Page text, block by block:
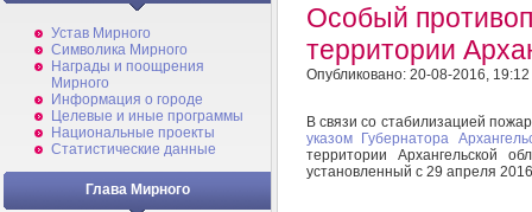
Устав Мирного
Символика Мирного
Награды и поощрения
Мирного
Информация о городе
Целевые и иные программы
Национальные проекты
Статистические данные
Глава Мирного
Особый
территории
Опубликовано: 20-08-2016, 19:12
В связи со стабилизацией
указом Губернатора
территории Архангельской
установленный с 29 апреля